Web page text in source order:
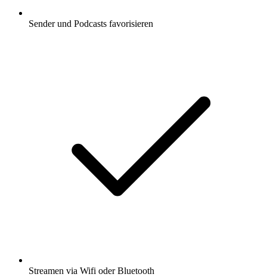
Sender und Podcasts favorisieren
Streamen via Wifi oder Bluetooth